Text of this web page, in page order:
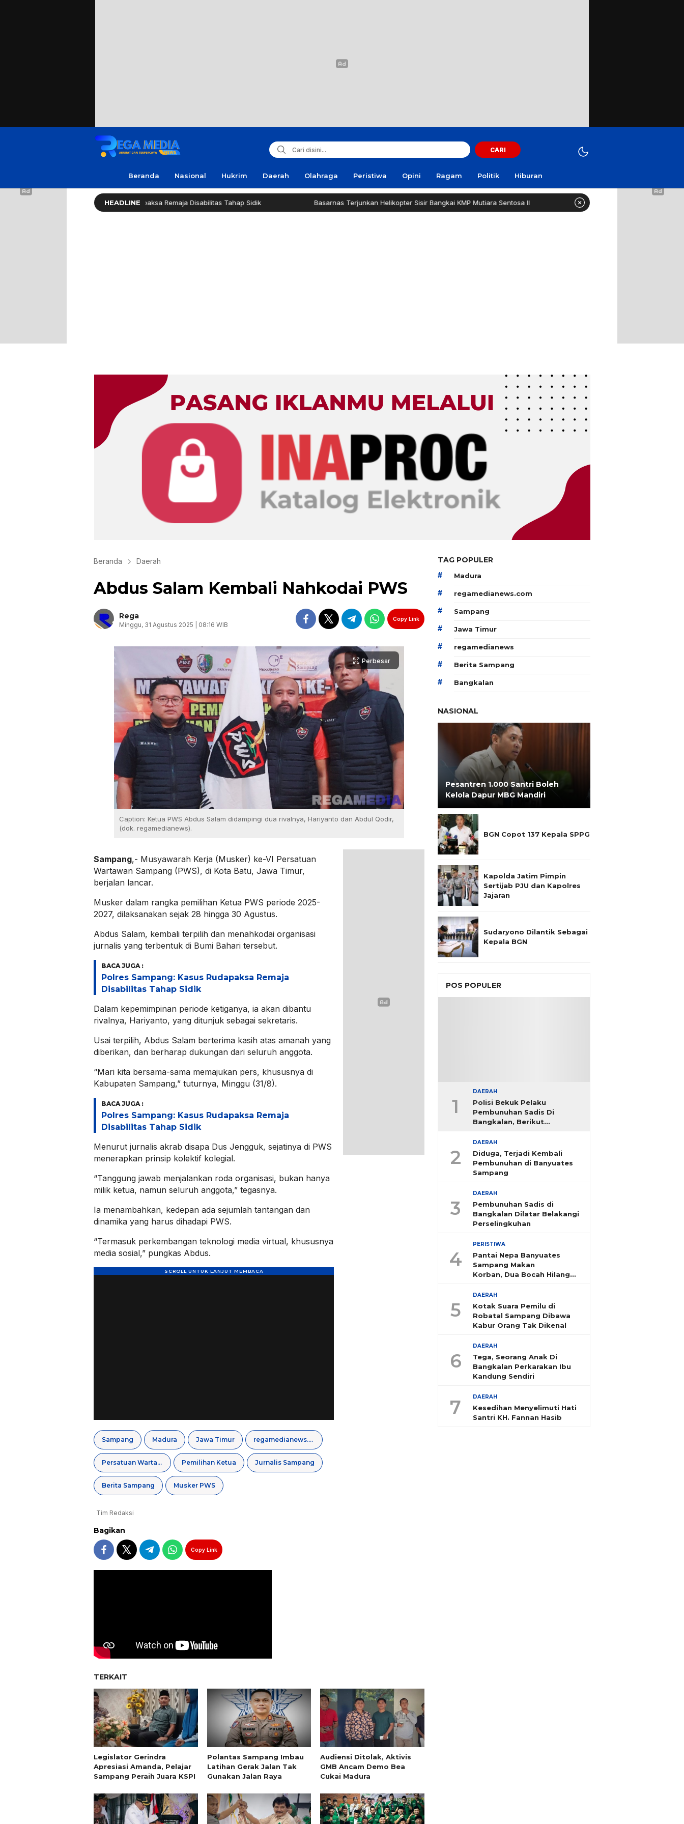
CARI
Beranda Nasional Hukrim Daerah Olahraga Peristiwa Opini Ragam Politik Hiburan
HEADLINE
Polres Sampang: Kasus Rudapaksa Remaja Disabilitas Tahap Sidik Basarnas Terjunkan Helikopter Sisir Bangkai KMP Mutiara Sentosa II Pesantren 1.000 Santri Boleh Kelola Dapur
Beranda Daerah
Abdus Salam Kembali Nahkodai PWS
Rega
Minggu, 31 Agustus 2025 | 08:16 WIB
Copy Link
Perbesar
Caption: Ketua PWS Abdus Salam didampingi dua rivalnya, Hariyanto dan Abdul Qodir,
(dok. regamedianews).
Sampang,- Musyawarah Kerja (Musker) ke-VI Persatuan
Wartawan Sampang (PWS), di Kota Batu, Jawa Timur,
berjalan lancar.
Musker dalam rangka pemilihan Ketua PWS periode 2025-
2027, dilaksanakan sejak 28 hingga 30 Agustus.
Abdus Salam, kembali terpilih dan menahkodai organisasi
jurnalis yang terbentuk di Bumi Bahari tersebut.
BACA JUGA :
Polres Sampang: Kasus Rudapaksa Remaja
Disabilitas Tahap Sidik
Dalam kepemimpinan periode ketiganya, ia akan dibantu
rivalnya, Hariyanto, yang ditunjuk sebagai sekretaris.
Usai terpilih, Abdus Salam berterima kasih atas amanah yang
diberikan, dan berharap dukungan dari seluruh anggota.
“Mari kita bersama-sama memajukan pers, khususnya di
Kabupaten Sampang,” tuturnya, Minggu (31/8).
BACA JUGA :
Polres Sampang: Kasus Rudapaksa Remaja
Disabilitas Tahap Sidik
Menurut jurnalis akrab disapa Dus Jengguk, sejatinya di PWS
menerapkan prinsip kolektif kolegial.
“Tanggung jawab menjalankan roda organisasi, bukan hanya
milik ketua, namun seluruh anggota,” tegasnya.
Ia menambahkan, kedepan ada sejumlah tantangan dan
dinamika yang harus dihadapi PWS.
“Termasuk perkembangan teknologi media virtual, khususnya
media sosial,” pungkas Abdus.
Sampang Madura Jawa Timur regamedianews.com
Persatuan Wartawan Sampang Pemilihan Ketua Jurnalis Sampang
Berita Sampang Musker PWS
Tim Redaksi
Bagikan
Copy Link
TERKAIT
Legislator Gerindra
Apresiasi Amanda, Pelajar
Sampang Peraih Juara KSPI
Polantas Sampang Imbau
Latihan Gerak Jalan Tak
Gunakan Jalan Raya
Audiensi Ditolak, Aktivis
GMB Ancam Demo Bea
Cukai Madura
TAG POPULER
# Madura
# regamedianews.com
# Sampang
# Jawa Timur
# regamedianews
# Berita Sampang
# Bangkalan
NASIONAL
Pesantren 1.000 Santri Boleh
Kelola Dapur MBG Mandiri
BGN Copot 137 Kepala SPPG
Kapolda Jatim Pimpin
Sertijab PJU dan Kapolres
Jajaran
Sudaryono Dilantik Sebagai
Kepala BGN
POS POPULER
1
DAERAH
Polisi Bekuk Pelaku
Pembunuhan Sadis Di
Bangkalan, Berikut
2
DAERAH
Diduga, Terjadi Kembali
Pembunuhan di Banyuates
Sampang
3
DAERAH
Pembunuhan Sadis di
Bangkalan Dilatar Belakangi
Perselingkuhan
4
PERISTIWA
Pantai Nepa Banyuates
Sampang Makan
Korban, Dua Bocah Hilang
5
DAERAH
Kotak Suara Pemilu di
Robatal Sampang Dibawa
Kabur Orang Tak Dikenal
6
DAERAH
Tega, Seorang Anak Di
Bangkalan Perkarakan Ibu
Kandung Sendiri
7 DAERAH
Kesedihan Menyelimuti Hati
Santri KH. Fannan Hasib